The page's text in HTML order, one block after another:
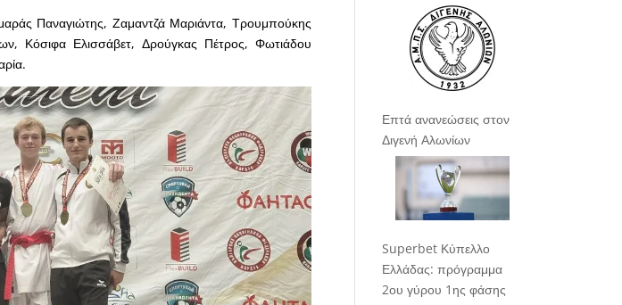
Παναγιώτης, Ζαμαντζά Μαριάντα, Τρουμπούκης
Κόσιφα Ελισσάβετ, Δρούγκας Πέτρος, Φωτιάδου
Επτά ανανεώσεις στον
Διγενή Αλωνίων
Superbet Κύπελλο
Ελλάδας: πρόγραμμα
2ου γύρου 1ης φάσης